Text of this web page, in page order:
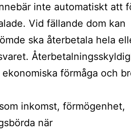
inte automatiskt att
Vid fällande dom kan
ska återbetala hela
förmåga och
inkomst, förmögenhet,
när